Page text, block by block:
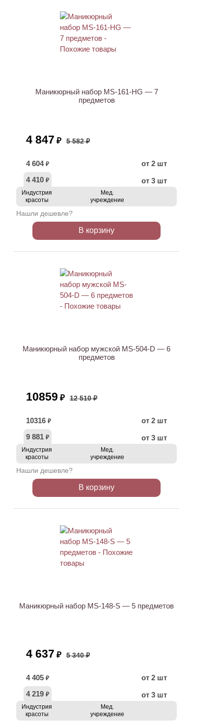
Маникюрный набор MS-161-HG — 7
предметов
4 847 ₽ 5 582 ₽
4 604 ₽
от 2 шт
4 410 ₽ от 3 шт
Индустрия
красоты
Мед.
учреждение
Нашли дешевле?
В корзину
Маникюрный набор мужской MS-504-D — 6
предметов
10859 ₽ 12 510 ₽
10316 ₽
от 2 шт
9 881 ₽ от 3 шт
Индустрия
красоты
Мед.
учреждение
Нашли дешевле?
В корзину
Маникюрный набор MS-148-S — 5 предметов
4 637 ₽ 5 340 ₽
4 405 ₽
от 2 шт
4 219 ₽ от 3 шт
Индустрия
красоты
Мед.
учреждение